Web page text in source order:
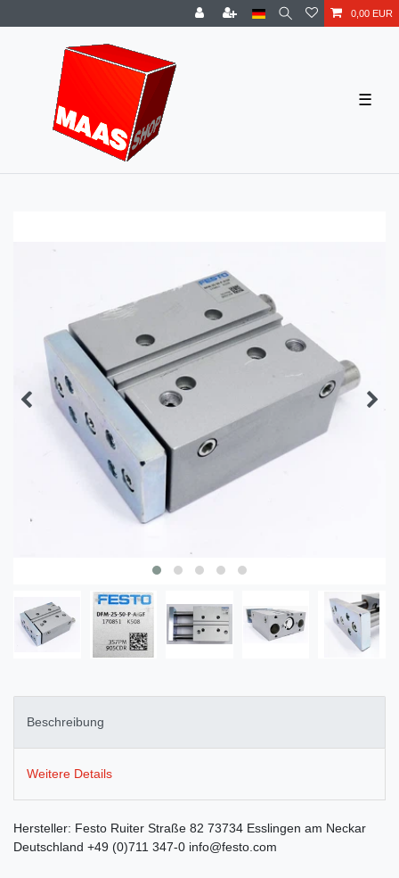
0,00 EUR
☰
Beschreibung
Weitere Details
Hersteller: Festo Ruiter Straße 82 73734 Esslingen am Neckar
Deutschland +49 (0)711 347-0 info@festo.com